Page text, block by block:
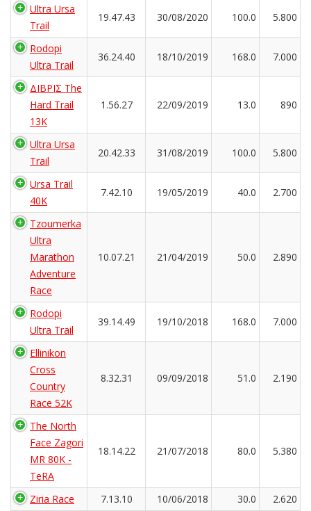
Ultra Ursa
Trail
19.47.43 30/08/2020 100.0 5.800
Rodopi
Ultra Trail
36.24.40 18/10/2019 168.0 7.000
ΔΙΒΡΙΣ The
Hard Trail
13K
1.56.27 22/09/2019 13.0 890
Ultra Ursa
Trail
20.42.33 31/08/2019 100.0 5.800
Ursa Trail
40K
7.42.10 19/05/2019 40.0 2.700
Tzoumerka
Ultra
Marathon
Adventure
Race
10.07.21 21/04/2019 50.0 2.890
Rodopi
Ultra Trail
39.14.49 19/10/2018 168.0 7.000
Ellinikon
Cross
Country
Race 52K
8.32.31 09/09/2018 51.0 2.190
The North
Face Zagori
MR 80K -
TeRA
18.14.22 21/07/2018 80.0 5.380
Ziria Race 7.13.10 10/06/2018 30.0
2.620